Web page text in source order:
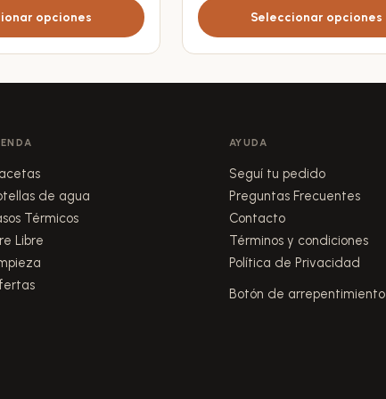
opciones Seleccionar opciones
se
pueden
en
producto
de agua
Térmicos
Libre
AYUDA
Seguí tu pedido
Preguntas Frecuentes
Contacto
Términos y condiciones
Política de Privacidad
Botón de arrepentimiento